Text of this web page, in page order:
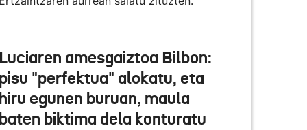
amesgaiztoa Bilbon:
"perfektua" alokatu, eta
egunen buruan, maula
biktima dela konturatu